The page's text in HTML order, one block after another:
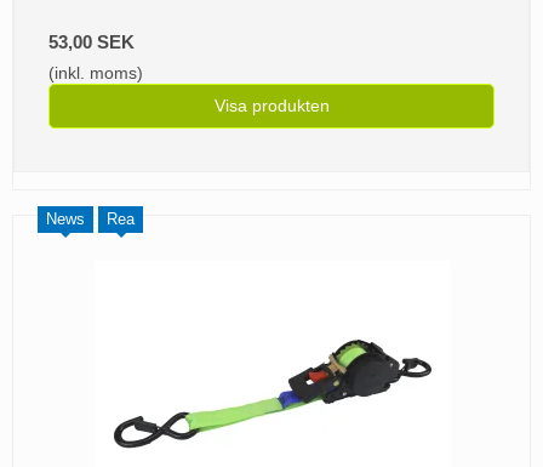
53,00 SEK
(inkl. moms)
Visa produkten
News Rea